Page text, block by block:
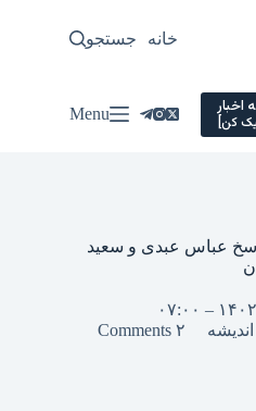
خانه سیاسی
جستجو
اخبار
کن] Menu
عباس عبدی و سعید
۲ Comments